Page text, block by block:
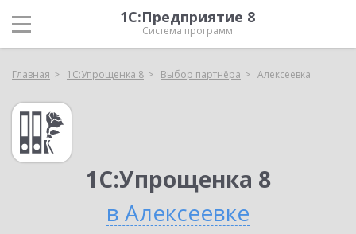
1С:Предприятие 8
Система программ
Главная 1С:Упрощенка 8 Выбор партнёра Алексеевка
1С:Упрощенка 8
в Алексеевке